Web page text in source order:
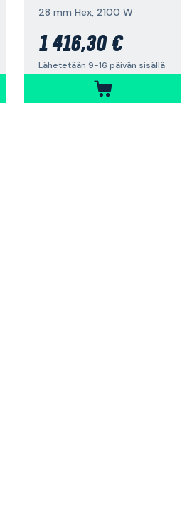
28 mm Hex, 2100 W
1 416,30 €
Lähetetään 9-16 päivän sisällä